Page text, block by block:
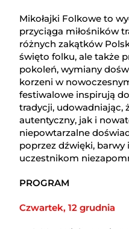
Mikołajki Folkowe to
przyciąga miłośników
różnych zakątków
święto folku, ale także
pokoleń, wymiany
korzeni w
festiwalowe inspirują
tradycji, udowadniając,
autentyczny, jak i
niepowtarzalne
poprzez dźwięki, barwy
uczestnikom
PROGRAM
Czwartek, 12 grudnia